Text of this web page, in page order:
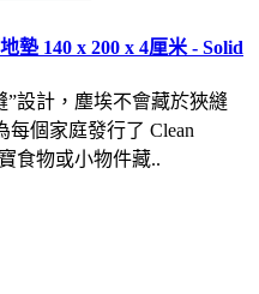
墊 140 x 200 x 4厘米 - Solid
”設計，塵埃不會藏於狹縫
每個家庭發行了 Clean
食物或小物件藏..